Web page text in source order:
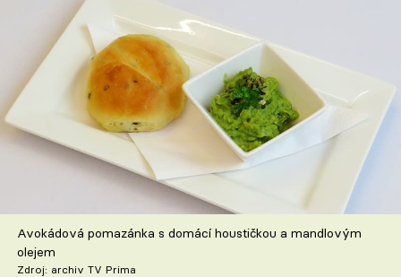
Články
TV Program
Škola vaření
Recepty z TV
Speciál: Cuketa
Těhotnej kuchař
Avokádová pomazánka s domácí houstičkou a mandlovým
olejem
Zdroj: archiv TV Prima